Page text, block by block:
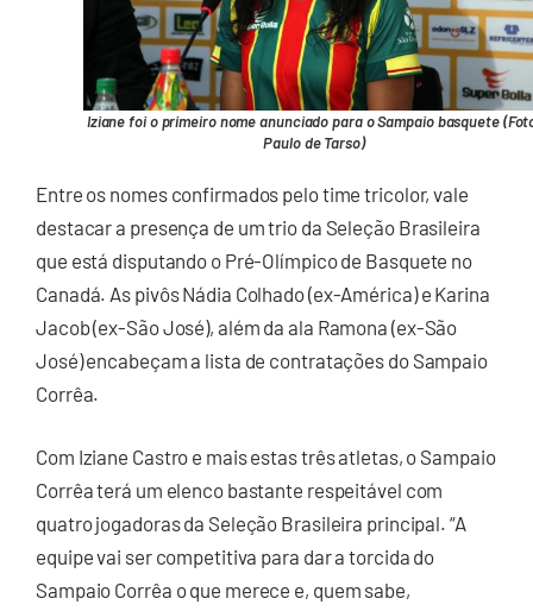
Iziane foi o primeiro nome anunciado para o Sampaio basquete
Paulo de Tarso)
Entre os nomes confirmados pelo time tricolor, vale
destacar a presença de um trio da Seleção Brasileira
que está disputando o Pré-Olímpico de Basquete no
Canadá. As pivôs Nádia Colhado (ex-América) e Karina
Jacob (ex-São José), além da ala Ramona (ex-São
José) encabeçam a lista de contratações do Sampaio
Corrêa.
Com Iziane Castro e mais estas três atletas, o Sampaio
Corrêa terá um elenco bastante respeitável com
quatro jogadoras da Seleção Brasileira principal. “A
equipe vai ser competitiva para dar a torcida do
Sampaio Corrêa o que merece e, quem sabe,